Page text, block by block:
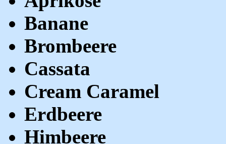
Banane
Brombeere
Cassata
Cream Caramel
Erdbeere
Himbeere